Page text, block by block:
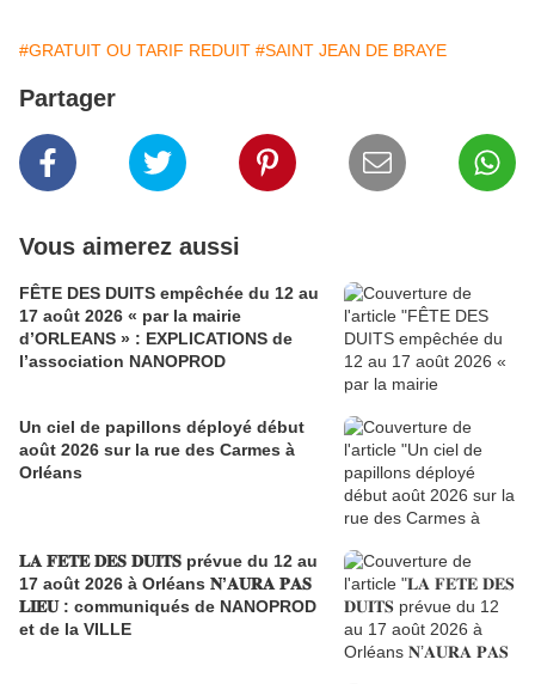
#GRATUIT OU TARIF REDUIT #SAINT JEAN DE BRAYE
Partager
Vous aimerez aussi
FÊTE DES DUITS empêchée du 12 au
17 août 2026 « par la mairie
d’ORLEANS » : EXPLICATIONS de
l’association NANOPROD
Un ciel de papillons déployé début
août 2026 sur la rue des Carmes à
Orléans
𝐋𝐀 𝐅𝐄𝐓𝐄 𝐃𝐄𝐒 𝐃𝐔𝐈𝐓𝐒 prévue du 12 au
17 août 2026 à Orléans 𝐍’𝐀𝐔𝐑𝐀 𝐏𝐀𝐒
𝐋𝐈𝐄𝐔 : communiqués de NANOPROD
et de la VILLE